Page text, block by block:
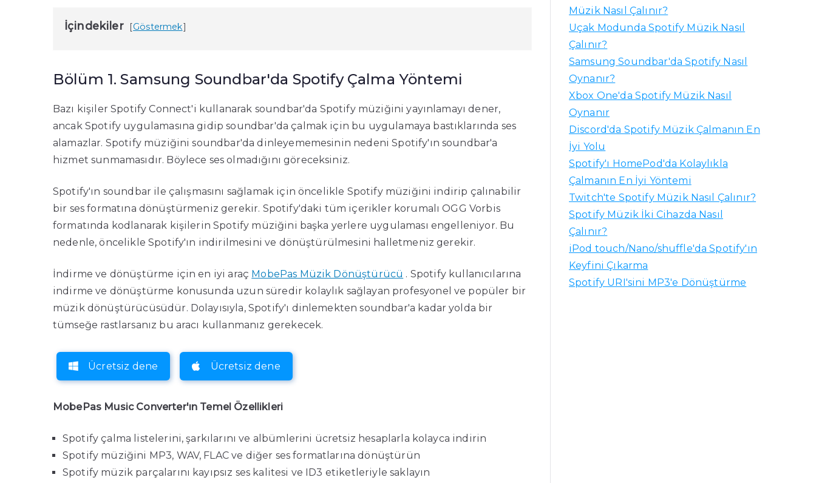
İçindekiler Göstermek
Bölüm 1. Samsung Soundbar'da Spotify Çalma Yöntemi
Bazı kişiler Spotify Connect'i kullanarak soundbar'da Spotify müziğini yayınlamayı dener,
ancak Spotify uygulamasına gidip soundbar'da çalmak için bu uygulamaya bastıklarında ses
alamazlar. Spotify müziğini soundbar'da dinleyememesinin nedeni Spotify'ın soundbar'a
hizmet sunmamasıdır. Böylece ses olmadığını göreceksiniz.
Spotify'ın soundbar ile çalışmasını sağlamak için öncelikle Spotify müziğini indirip çalınabilir
bir ses formatına dönüştürmeniz gerekir. Spotify'daki tüm içerikler korumalı OGG Vorbis
formatında kodlanarak kişilerin Spotify müziğini başka yerlere uygulaması engelleniyor. Bu
nedenle, öncelikle Spotify'ın indirilmesini ve dönüştürülmesini halletmeniz gerekir.
İndirme ve dönüştürme için en iyi araç MobePas Müzik Dönüştürücü . Spotify kullanıcılarına
indirme ve dönüştürme konusunda uzun süredir kolaylık sağlayan profesyonel ve popüler bir
müzik dönüştürücüsüdür. Dolayısıyla, Spotify'ı dinlemekten soundbar'a kadar yolda bir
tümseğe rastlarsanız bu aracı kullanmanız gerekecek.
Ücretsiz dene Ücretsiz dene
MobePas Music Converter'ın Temel Özellikleri
Spotify çalma listelerini, şarkılarını ve albümlerini ücretsiz hesaplarla kolayca indirin
Spotify müziğini MP3, WAV, FLAC ve diğer ses formatlarına dönüştürün
Spotify müzik parçalarını kayıpsız ses kalitesi ve ID3 etiketleriyle saklayın
Müzik Nasıl Çalınır?
Uçak Modunda Spotify Müzik Nasıl
Çalınır?
Samsung Soundbar'da Spotify Nasıl
Oynanır?
Xbox One'da Spotify Müzik Nasıl
Oynanır
Discord'da Spotify Müzik Çalmanın En
İyi Yolu
Spotify'ı HomePod'da Kolaylıkla
Çalmanın En İyi Yöntemi
Twitch'te Spotify Müzik Nasıl Çalınır?
Spotify Müzik İki Cihazda Nasıl
Çalınır?
iPod touch/Nano/shuffle'da Spotify'ın
Keyfini Çıkarma
Spotify URI'sini MP3'e Dönüştürme